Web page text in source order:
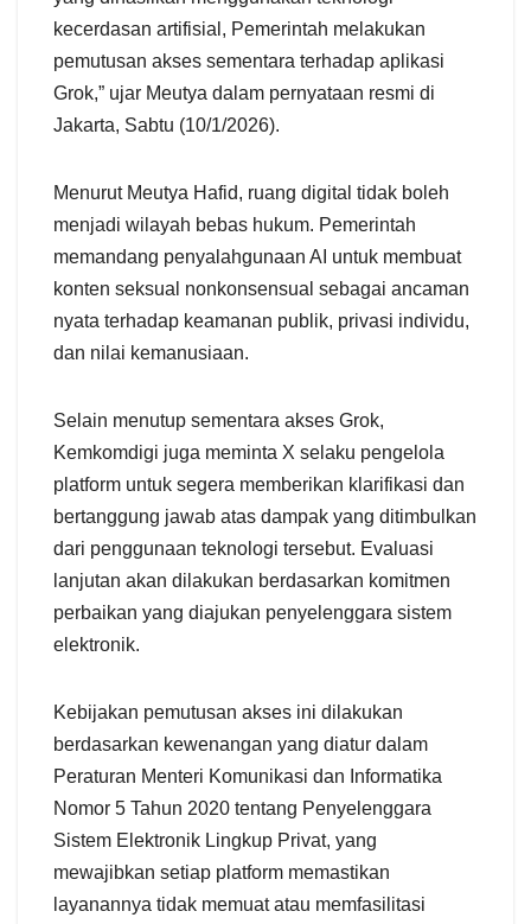
kecerdasan artifisial, Pemerintah melakukan
pemutusan akses sementara terhadap aplikasi
Grok,” ujar Meutya dalam pernyataan resmi di
Jakarta, Sabtu (10/1/2026).
Menurut Meutya Hafid, ruang digital tidak boleh
menjadi wilayah bebas hukum. Pemerintah
memandang penyalahgunaan AI untuk membuat
konten seksual nonkonsensual sebagai ancaman
nyata terhadap keamanan publik, privasi individu,
dan nilai kemanusiaan.
Selain menutup sementara akses Grok,
Kemkomdigi juga meminta X selaku pengelola
platform untuk segera memberikan klarifikasi dan
bertanggung jawab atas dampak yang ditimbulkan
dari penggunaan teknologi tersebut. Evaluasi
lanjutan akan dilakukan berdasarkan komitmen
perbaikan yang diajukan penyelenggara sistem
elektronik.
Kebijakan pemutusan akses ini dilakukan
berdasarkan kewenangan yang diatur dalam
Peraturan Menteri Komunikasi dan Informatika
Nomor 5 Tahun 2020 tentang Penyelenggara
Sistem Elektronik Lingkup Privat, yang
mewajibkan setiap platform memastikan
layanannya tidak memuat atau memfasilitasi